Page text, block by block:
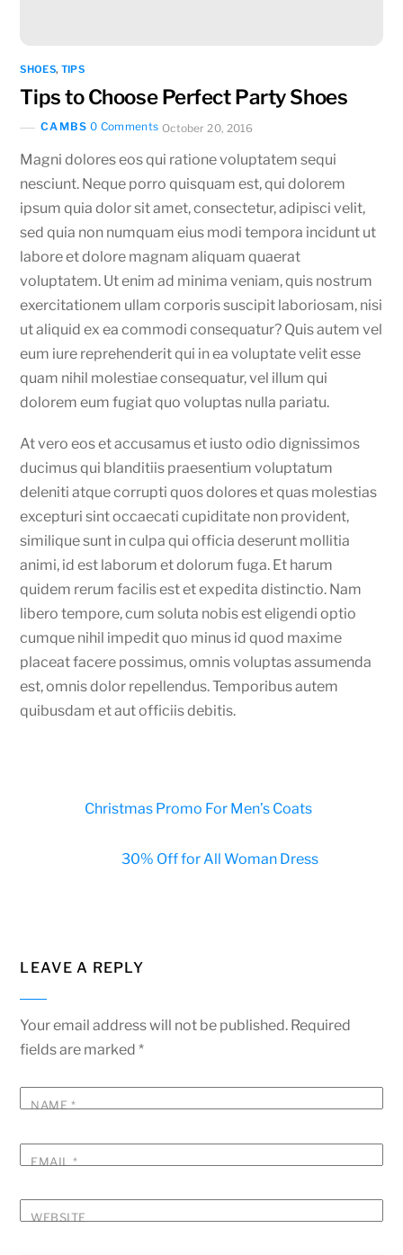
SHOES, TIPS
Tips to Choose Perfect Party Shoes
CAMBS 0 Comments October 20, 2016
Magni dolores eos qui ratione voluptatem sequi
nesciunt. Neque porro quisquam est, qui dolorem
ipsum quia dolor sit amet, consectetur, adipisci velit,
sed quia non numquam eius modi tempora incidunt ut
labore et dolore magnam aliquam quaerat
voluptatem. Ut enim ad minima veniam, quis nostrum
exercitationem ullam corporis suscipit laboriosam, nisi
ut aliquid ex ea commodi consequatur? Quis autem vel
eum iure reprehenderit qui in ea voluptate velit esse
quam nihil molestiae consequatur, vel illum qui
dolorem eum fugiat quo voluptas nulla pariatu.
At vero eos et accusamus et iusto odio dignissimos
ducimus qui blanditiis praesentium voluptatum
deleniti atque corrupti quos dolores et quas molestias
excepturi sint occaecati cupiditate non provident,
similique sunt in culpa qui officia deserunt mollitia
animi, id est laborum et dolorum fuga. Et harum
quidem rerum facilis est et expedita distinctio. Nam
libero tempore, cum soluta nobis est eligendi optio
cumque nihil impedit quo minus id quod maxime
placeat facere possimus, omnis voluptas assumenda
est, omnis dolor repellendus. Temporibus autem
quibusdam et aut officiis debitis.
Christmas Promo For Men’s Coats
30% Off for All Woman Dress
LEAVE A REPLY
Your email address will not be published. Required
fields are marked*
NAME*
EMAIL*
WEBSITE